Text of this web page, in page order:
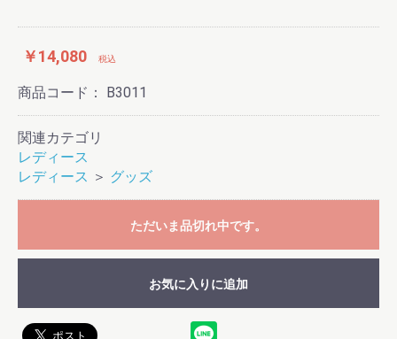
￥14,080 税込
商品コード： B3011
関連カテゴリ
レディース
レディース ＞ グッズ
ただいま品切れ中です。
お気に入りに追加